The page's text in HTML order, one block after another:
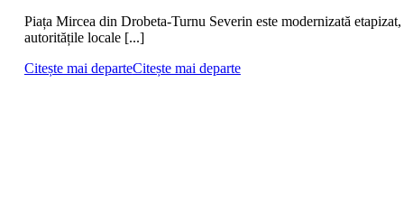
Piața Mircea din Drobeta-Turnu Severin este modernizată etapizat,
autoritățile locale [...]
Citește mai departeCitește mai departe